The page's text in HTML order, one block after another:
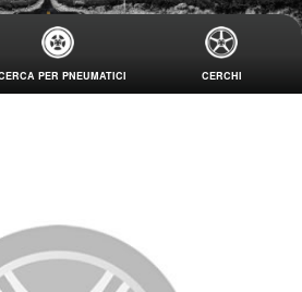
PER PNEUMATICI CERCHI